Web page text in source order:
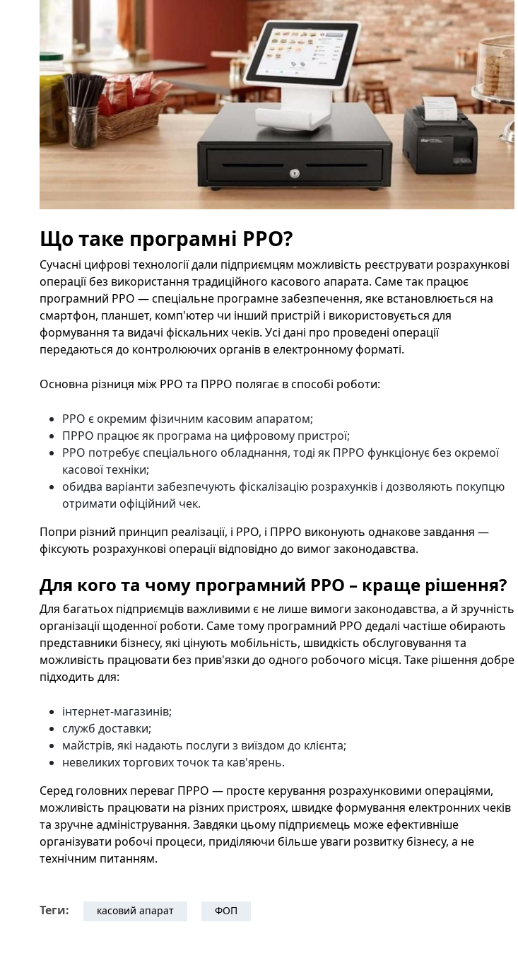
Що таке програмні РРО?
Сучасні цифрові технології дали підприємцям можливість реєструвати розрахункові
операції без використання традиційного касового апарата. Саме так працює
програмний РРО — спеціальне програмне забезпечення, яке встановлюється на
смартфон, планшет, комп'ютер чи інший пристрій і використовується для
формування та видачі фіскальних чеків. Усі дані про проведені операції
передаються до контролюючих органів в електронному форматі.
Основна різниця між РРО та ПРРО полягає в способі роботи:
РРО є окремим фізичним касовим апаратом;
ПРРО працює як програма на цифровому пристрої;
РРО потребує спеціального обладнання, тоді як ПРРО функціонує без окремої
касової техніки;
обидва варіанти забезпечують фіскалізацію розрахунків і дозволяють покупцю
отримати офіційний чек.
Попри різний принцип реалізації, і РРО, і ПРРО виконують однакове завдання —
фіксують розрахункові операції відповідно до вимог законодавства.
Для кого та чому програмний РРО – краще рішення?
Для багатьох підприємців важливими є не лише вимоги законодавства, а й зручність
організації щоденної роботи. Саме тому програмний РРО дедалі частіше обирають
представники бізнесу, які цінують мобільність, швидкість обслуговування та
можливість працювати без прив'язки до одного робочого місця. Таке рішення добре
підходить для:
інтернет-магазинів;
служб доставки;
майстрів, які надають послуги з виїздом до клієнта;
невеликих торгових точок та кав'ярень.
Серед головних переваг ПРРО — просте керування розрахунковими операціями,
можливість працювати на різних пристроях, швидке формування електронних чеків
та зручне адміністрування. Завдяки цьому підприємець може ефективніше
організувати робочі процеси, приділяючи більше уваги розвитку бізнесу, а не
технічним питанням.
Теги: касовий апарат ФОП